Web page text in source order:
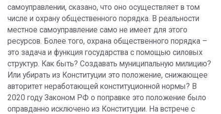
самоуправлении, сказано, что оно осуществляет в том
числе и охрану общественного порядка. В реальности
местное самоуправление само не имеет для этого
ресурсов. Более того, охрана общественного порядка –
это задача и функция государства с помощью силовых
структур. Как быть? Создавать муниципальную милицию?
Или убирать из Конституции это положение, снижающее
авторитет неработающей конституционной нормы? В
2020 году Законом РФ о поправке это положение было
оправданно исключено из Конституции. На встрече с